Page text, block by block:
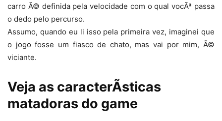
carro Ã© definida pela velocidade com o qual vocÃª passa
o dedo pelo percurso.
Assumo, quando eu li isso pela primeira vez, imaginei que
o jogo fosse um fiasco de chato, mas vai por mim, Ã©
viciante.
Veja as caracterÃ­sticas
matadoras do game